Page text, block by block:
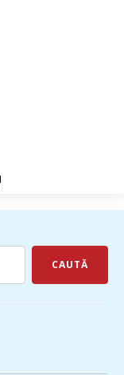
CAUTĂ